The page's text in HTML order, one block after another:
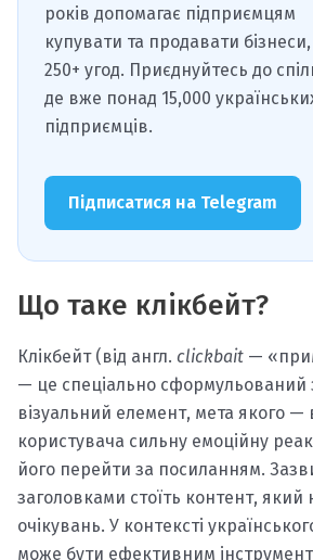
років допомагає підприємцям
купувати та продавати
250+ угод. Приєднуйтесь до
де вже понад 15,000
підприємців.
Підписатися на Telegram
Що таке клікбейт?
Клікбейт (від англ. clickbait —
— це спеціально сформульований
візуальний елемент, мета якого —
користувача сильну емоційну
його перейти за посиланням.
заголовками стоїть контент,
очікувань. У контексті
може бути ефективним